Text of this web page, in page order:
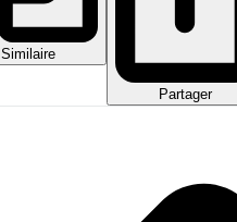
Similaire
Partager